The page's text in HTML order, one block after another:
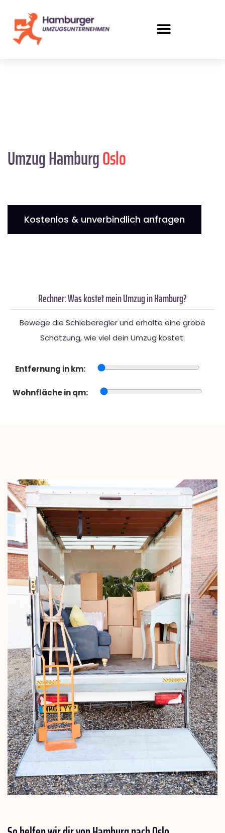
Umzug HamburgOslo
Kostenlos & unverbindlich anfragen
Rechner: Was kostet mein Umzug in Hamburg?
Bewege die Schieberegler und erhalte eine grobe
Schätzung, wie viel dein Umzug kostet:
Entfernung in km:
Wohnfläche in qm: